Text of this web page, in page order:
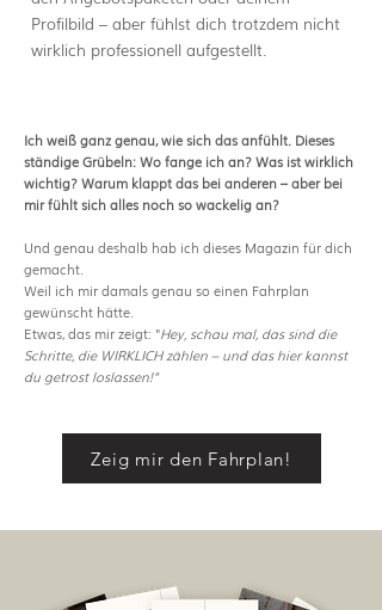
Profilbild – aber fühlst dich trotzdem nicht
wirklich professionell aufgestellt.
Ich weiß ganz genau, wie sich das anfühlt. Dieses
ständige Grübeln: Wo fange ich an? Was ist wirklich
wichtig? Warum klappt das bei anderen – aber bei
mir fühlt sich alles noch so wackelig an?
Und genau deshalb hab ich dieses Magazin für dich
gemacht.
Weil ich mir damals genau so einen Fahrplan
gewünscht hätte.
Etwas, das mir zeigt: "Hey, schau mal, das sind die
Schritte, die WIRKLICH zählen – und das hier kannst
du getrost loslassen!"
Zeig mir den Fahrplan!